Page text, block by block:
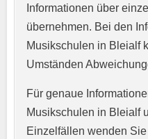
E-Mail-Adresse*
Informationen über
übernehmen. Bei den
Musikschulen in Bleialf
Umständen
Für genaue
Musikschulen in Bleialf
Einzelfällen wenden